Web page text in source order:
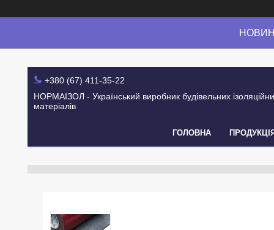
+380 (67) 411-35-22
НОРМАІЗОЛ - Український виробник будівельних
матеріалів
ГОЛОВНА